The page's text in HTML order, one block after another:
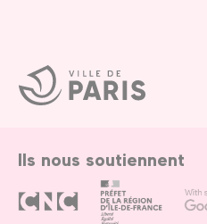
Ville
de
Paris
Ils nous soutiennent